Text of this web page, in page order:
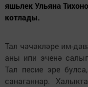
яшьлек Ульяна
котлады.
Тал чәчәкләре им-
аны ипи эченә
Тал песие эре
сана­ганнар.